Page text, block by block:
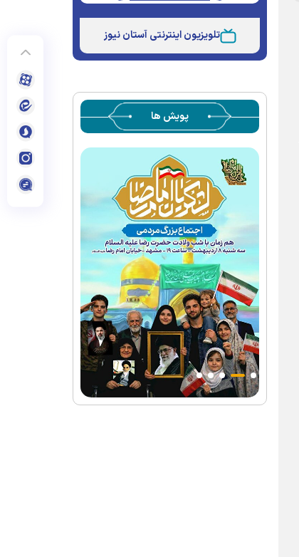
تلویزیون اینترنتی آستان نیوز
پویش ها